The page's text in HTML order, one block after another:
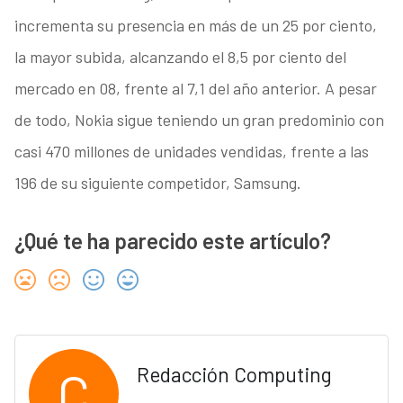
incrementa su presencia en más de un 25 por ciento,
la mayor subida, alcanzando el 8,5 por ciento del
mercado en 08, frente al 7,1 del año anterior. A pesar
de todo, Nokia sigue teniendo un gran predominio con
casi 470 millones de unidades vendidas, frente a las
196 de su siguiente competidor, Samsung.
¿Qué te ha parecido este artículo?
Redacción Computing